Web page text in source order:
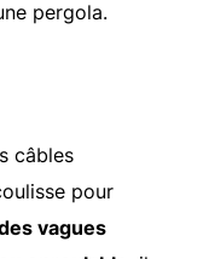
pergola.
câbles
pour
vagues